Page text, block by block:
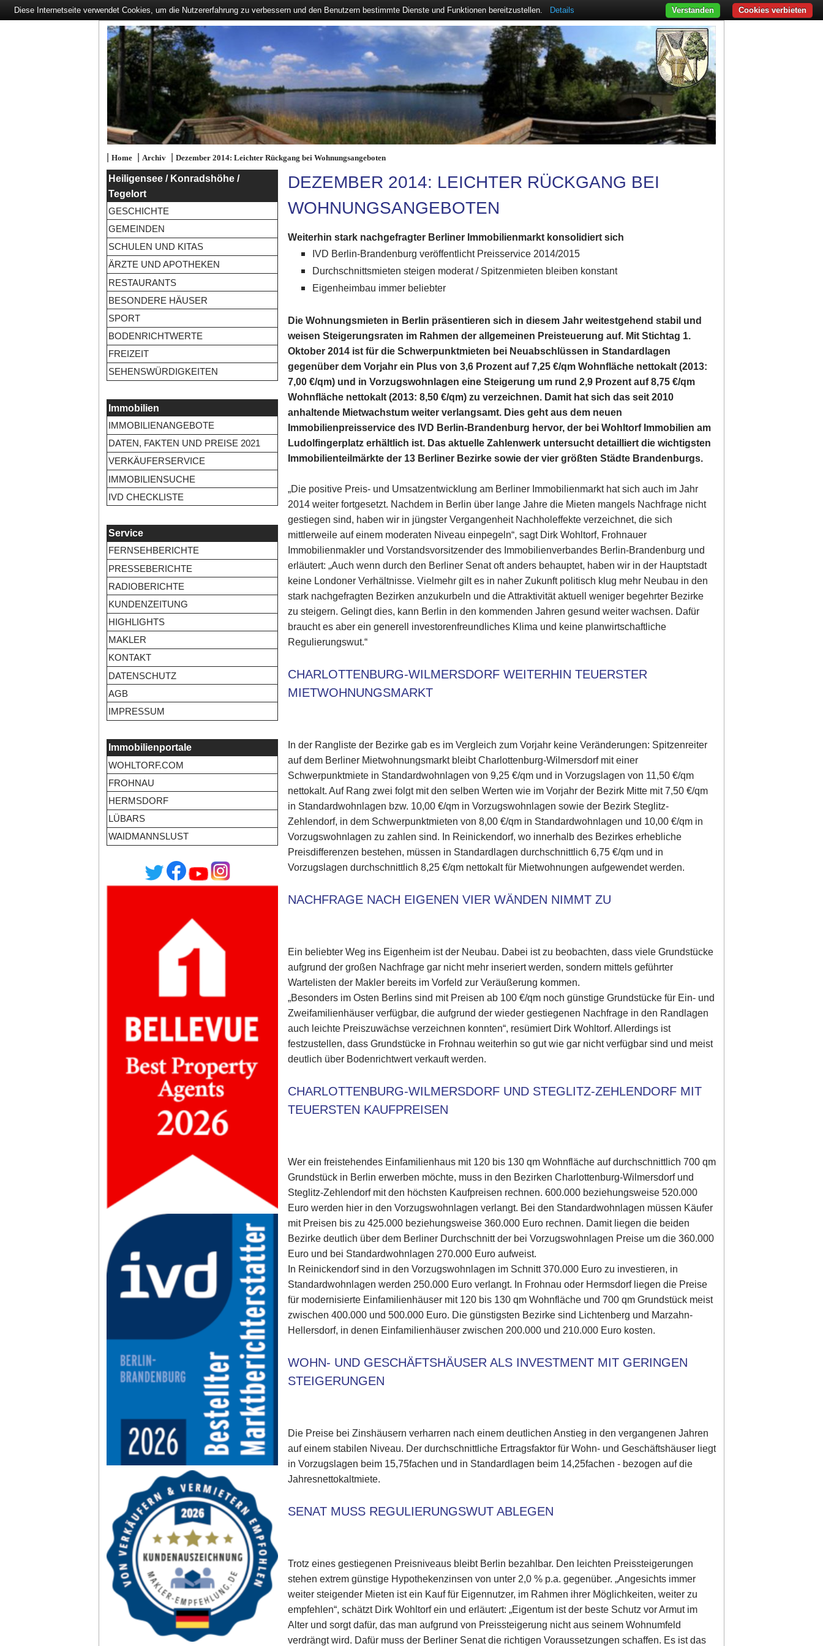
| Home| Archiv| Dezember 2014: Leichter Rückgang bei Wohnungsangeboten
Heiligensee / Konradshöhe /
Tegelort
GESCHICHTE
GEMEINDEN
SCHULEN UND KITAS
ÄRZTE UND APOTHEKEN
RESTAURANTS
BESONDERE HÄUSER
SPORT
BODENRICHTWERTE
FREIZEIT
SEHENSWÜRDIGKEITEN
Immobilien
IMMOBILIENANGEBOTE
DATEN, FAKTEN UND PREISE 2021
VERKÄUFERSERVICE
IMMOBILIENSUCHE
IVD CHECKLISTE
Service
FERNSEHBERICHTE
PRESSEBERICHTE
RADIOBERICHTE
KUNDENZEITUNG
HIGHLIGHTS
MAKLER
KONTAKT
DATENSCHUTZ
AGB
IMPRESSUM
Immobilienportale
WOHLTORF.COM
FROHNAU
HERMSDORF
LÜBARS
WAIDMANNSLUST
DEZEMBER 2014: LEICHTER RÜCKGANG BEI
WOHNUNGSANGEBOTEN
Weiterhin stark nachgefragter Berliner Immobilienmarkt konsolidiert sich
IVD Berlin-Brandenburg veröffentlicht Preisservice 2014/2015
Durchschnittsmieten steigen moderat / Spitzenmieten bleiben konstant
Eigenheimbau immer beliebter
Die Wohnungsmieten in Berlin präsentieren sich in diesem Jahr weitestgehend stabil und
weisen Steigerungsraten im Rahmen der allgemeinen Preisteuerung auf. Mit Stichtag 1.
Oktober 2014 ist für die Schwerpunktmieten bei Neuabschlüssen in Standardlagen
gegenüber dem Vorjahr ein Plus von 3,6 Prozent auf 7,25 €/qm Wohnfläche nettokalt (2013:
7,00 €/qm) und in Vorzugswohnlagen eine Steigerung um rund 2,9 Prozent auf 8,75 €/qm
Wohnfläche nettokalt (2013: 8,50 €/qm) zu verzeichnen. Damit hat sich das seit 2010
anhaltende Mietwachstum weiter verlangsamt. Dies geht aus dem neuen
Immobilienpreisservice des IVD Berlin-Brandenburg hervor, der bei Wohltorf Immobilien am
Ludolfingerplatz erhältlich ist. Das aktuelle Zahlenwerk untersucht detailliert die wichtigsten
Immobilienteilmärkte der 13 Berliner Bezirke sowie der vier größten Städte Brandenburgs.
„Die positive Preis- und Umsatzentwicklung am Berliner Immobilienmarkt hat sich auch im Jahr
2014 weiter fortgesetzt. Nachdem in Berlin über lange Jahre die Mieten mangels Nachfrage nicht
gestiegen sind, haben wir in jüngster Vergangenheit Nachholeffekte verzeichnet, die sich
mittlerweile auf einem moderaten Niveau einpegeln“, sagt Dirk Wohltorf, Frohnauer
Immobilienmakler und Vorstandsvorsitzender des Immobilienverbandes Berlin-Brandenburg und
erläutert: „Auch wenn durch den Berliner Senat oft anders behauptet, haben wir in der Hauptstadt
keine Londoner Verhältnisse. Vielmehr gilt es in naher Zukunft politisch klug mehr Neubau in den
stark nachgefragten Bezirken anzukurbeln und die Attraktivität aktuell weniger begehrter Bezirke
zu steigern. Gelingt dies, kann Berlin in den kommenden Jahren gesund weiter wachsen. Dafür
braucht es aber ein generell investorenfreundliches Klima und keine planwirtschaftliche
Regulierungswut.“
CHARLOTTENBURG-WILMERSDORF WEITERHIN TEUERSTER
MIETWOHNUNGSMARKT
In der Rangliste der Bezirke gab es im Vergleich zum Vorjahr keine Veränderungen: Spitzenreiter
auf dem Berliner Mietwohnungsmarkt bleibt Charlottenburg-Wilmersdorf mit einer
Schwerpunktmiete in Standardwohnlagen von 9,25 €/qm und in Vorzugslagen von 11,50 €/qm
nettokalt. Auf Rang zwei folgt mit den selben Werten wie im Vorjahr der Bezirk Mitte mit 7,50 €/qm
in Standardwohnlagen bzw. 10,00 €/qm in Vorzugswohnlagen sowie der Bezirk Steglitz-
Zehlendorf, in dem Schwerpunktmieten von 8,00 €/qm in Standardwohnlagen und 10,00 €/qm in
Vorzugswohnlagen zu zahlen sind. In Reinickendorf, wo innerhalb des Bezirkes erhebliche
Preisdifferenzen bestehen, müssen in Standardlagen durchschnittlich 6,75 €/qm und in
Vorzugslagen durchschnittlich 8,25 €/qm nettokalt für Mietwohnungen aufgewendet werden.
NACHFRAGE NACH EIGENEN VIER WÄNDEN NIMMT ZU
Ein beliebter Weg ins Eigenheim ist der Neubau. Dabei ist zu beobachten, dass viele Grundstücke
aufgrund der großen Nachfrage gar nicht mehr inseriert werden, sondern mittels geführter
Wartelisten der Makler bereits im Vorfeld zur Veräußerung kommen.
„Besonders im Osten Berlins sind mit Preisen ab 100 €/qm noch günstige Grundstücke für Ein- und
Zweifamilienhäuser verfügbar, die aufgrund der wieder gestiegenen Nachfrage in den Randlagen
auch leichte Preiszuwächse verzeichnen konnten“, resümiert Dirk Wohltorf. Allerdings ist
festzustellen, dass Grundstücke in Frohnau weiterhin so gut wie gar nicht verfügbar sind und meist
deutlich über Bodenrichtwert verkauft werden.
CHARLOTTENBURG-WILMERSDORF UND STEGLITZ-ZEHLENDORF MIT
TEUERSTEN KAUFPREISEN
Wer ein freistehendes Einfamilienhaus mit 120 bis 130 qm Wohnfläche auf durchschnittlich 700 qm
Grundstück in Berlin erwerben möchte, muss in den Bezirken Charlottenburg-Wilmersdorf und
Steglitz-Zehlendorf mit den höchsten Kaufpreisen rechnen. 600.000 beziehungsweise 520.000
Euro werden hier in den Vorzugswohnlagen verlangt. Bei den Standardwohnlagen müssen Käufer
mit Preisen bis zu 425.000 beziehungsweise 360.000 Euro rechnen. Damit liegen die beiden
Bezirke deutlich über dem Berliner Durchschnitt der bei Vorzugswohnlagen Preise um die 360.000
Euro und bei Standardwohnlagen 270.000 Euro aufweist.
In Reinickendorf sind in den Vorzugswohnlagen im Schnitt 370.000 Euro zu investieren, in
Standardwohnlagen werden 250.000 Euro verlangt. In Frohnau oder Hermsdorf liegen die Preise
für modernisierte Einfamilienhäuser mit 120 bis 130 qm Wohnfläche und 700 qm Grundstück meist
zwischen 400.000 und 500.000 Euro. Die günstigsten Bezirke sind Lichtenberg und Marzahn-
Hellersdorf, in denen Einfamilienhäuser zwischen 200.000 und 210.000 Euro kosten.
WOHN- UND GESCHÄFTSHÄUSER ALS INVESTMENT MIT GERINGEN
STEIGERUNGEN
Die Preise bei Zinshäusern verharren nach einem deutlichen Anstieg in den vergangenen Jahren
auf einem stabilen Niveau. Der durchschnittliche Ertragsfaktor für Wohn- und Geschäftshäuser liegt
in Vorzugslagen beim 15,75fachen und in Standardlagen beim 14,25fachen - bezogen auf die
Jahresnettokaltmiete.
SENAT MUSS REGULIERUNGSWUT ABLEGEN
Trotz eines gestiegenen Preisniveaus bleibt Berlin bezahlbar. Den leichten Preissteigerungen
stehen extrem günstige Hypothekenzinsen von unter 2,0 % p.a. gegenüber. „Angesichts immer
weiter steigender Mieten ist ein Kauf für Eigennutzer, im Rahmen ihrer Möglichkeiten, weiter zu
empfehlen“, schätzt Dirk Wohltorf ein und erläutert: „Eigentum ist der beste Schutz vor Armut im
Alter und sorgt dafür, das man aufgrund von Preissteigerung nicht aus seinem Wohnumfeld
verdrängt wird. Dafür muss der Berliner Senat die richtigen Voraussetzungen schaffen. Es ist das
Diese Internetseite verwendet Cookies, um die Nutzererfahrung zu verbessern und den Benutzern bestimmte Dienste und Funktionen bereitzustellen. Details Cookies verbieten
Verstanden